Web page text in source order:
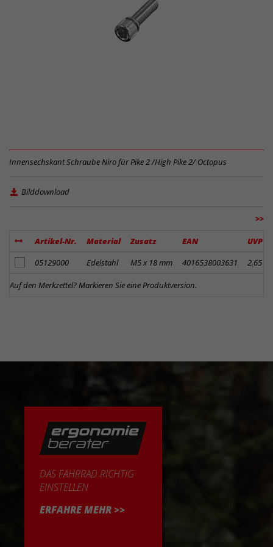
Innensechskant Schraube Niro für Pike 2 /High Pike 2/ Octopus
Bilddownload
>>
Artikel-Nr. Material Zusatz EAN UVP
Artikel zum Merkzettel hinzufügen
05129000 Edelstahl M5 x 18 mm 4016538003631 2.65
Auf den Merkzettel? Markieren Sie eine Produktversion.
DAS FAHRRAD RICHTIG
EINSTELLEN
ERFAHRE MEHR >>